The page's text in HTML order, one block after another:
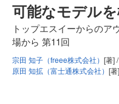
可能なモデル
トップエスイーからのア
場から 第11回
宗田 知子（freee株式会社） [著] /
原田 知拡（富士通株式会社） [著]